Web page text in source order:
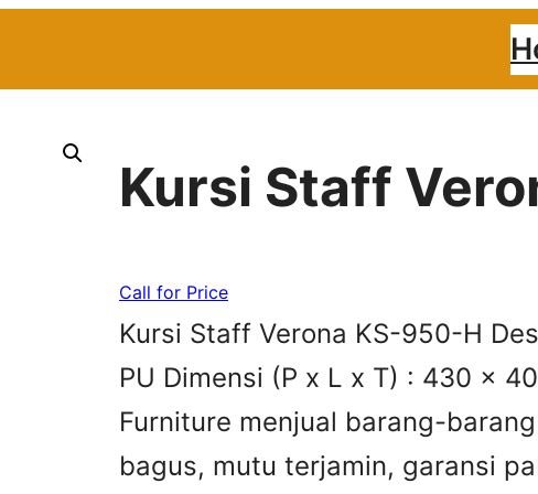
Kursi Staff
Call for Price
Kursi Staff Verona KS-950-H
PU Dimensi (P x L x T) : 430 x
Furniture menjual barang-
bagus, mutu terjamin, garansi